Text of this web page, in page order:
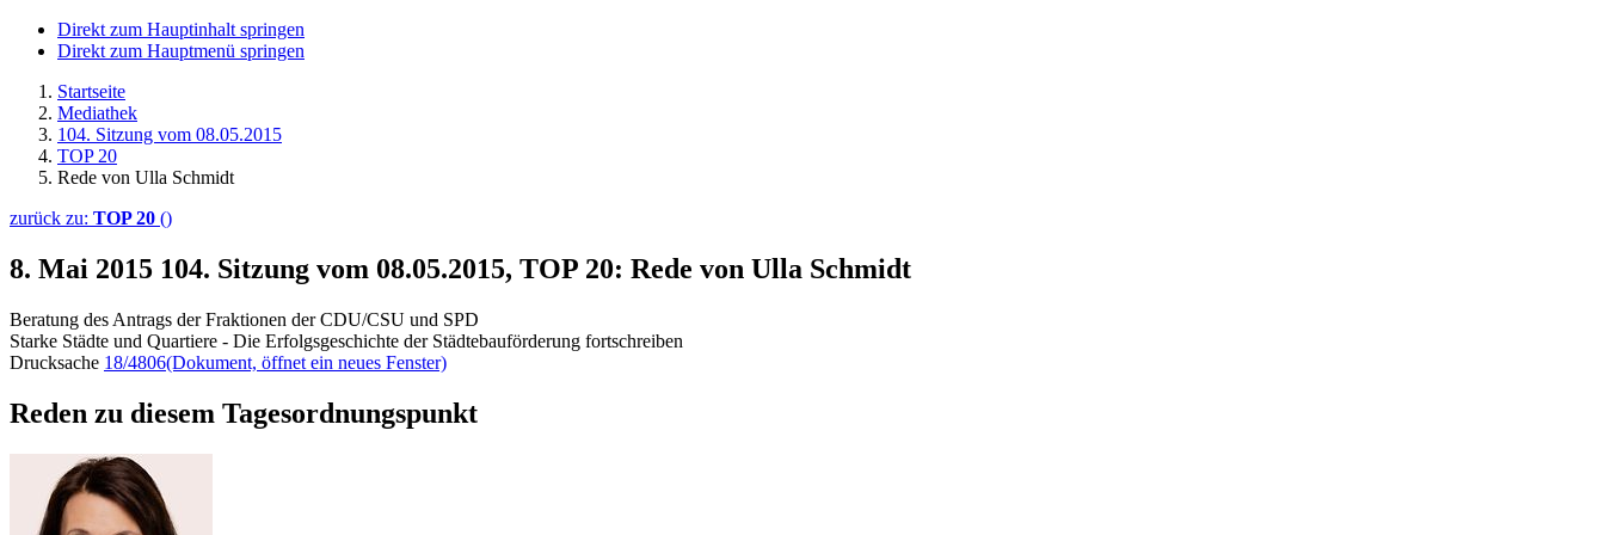
Direkt zum Hauptinhalt springen
Direkt zum Hauptmenü springen
Startseite
Mediathek
104. Sitzung vom 08.05.2015
TOP 20
Rede von Ulla Schmidt
zurück zu: TOP 20 ()
8. Mai 2015 104. Sitzung vom 08.05.2015, TOP 20: Rede von Ulla Schmidt
Beratung des Antrags der Fraktionen der CDU/CSU und SPD
Starke Städte und Quartiere - Die Erfolgsgeschichte der Städtebauförderung fortschreiben
Drucksache 18/4806(Dokument, öffnet ein neues Fenster)
Reden zu diesem Tagesordnungspunkt